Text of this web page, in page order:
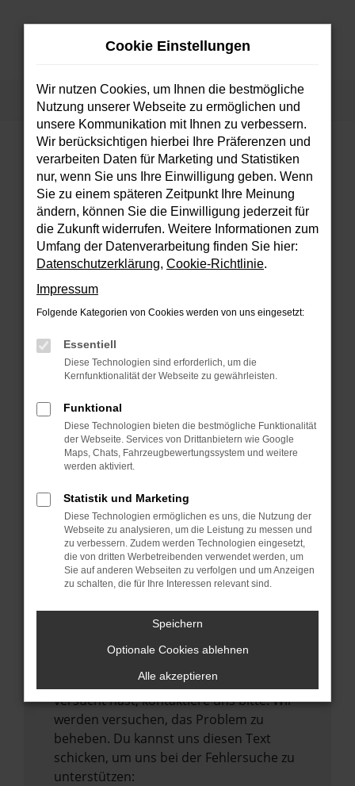
Zum
Startseite Fahrzeugsuche
FEHLER: NETWORK ERROR
Beim Laden ist ein Fehler aufgetreten.
Hier sind ein paar Tipps, die dir helfen können:
Überprüfe deine Firewall und deine
Internetverbindung.
Laden andere Webseiten, zum Beispiel
deine Suchmaschine?
Prüfe deine Browsererweiterungen.
Manche Erweiterungen, wie Werbeblocker,
können das Laden bestimmter Seiten
anderen Browser oder in einem privaten
Fenster?
Starte dein Gerät neu.
vorübergehende Probleme zu beheben.
Stelle sicher, dass dein Browser und dein
Betriebssystem auf dem neuesten Stand
sind.
Veraltete Software birgt nicht nur ein
führen, dass bestimmte Funktionen nicht
Wende dich an den Webseitenbetreiber.
Wenn du alle oben genannten Schritte
versucht hast, kontaktiere uns bitte. Wir
werden versuchen, das Problem zu
beheben. Du kannst uns diesen Text
schicken, um uns bei der Fehlersuche zu
unterstützen:
Cookie Einstellungen
Wir nutzen Cookies, um Ihnen die bestmögliche
Nutzung unserer Webseite zu ermöglichen und
unsere Kommunikation mit Ihnen zu verbessern.
Wir berücksichtigen hierbei Ihre Präferenzen und
verarbeiten Daten für Marketing und Statistiken
nur, wenn Sie uns Ihre Einwilligung geben. Wenn
Sie zu einem späteren Zeitpunkt Ihre Meinung
ändern, können Sie die Einwilligung jederzeit für
die Zukunft widerrufen. Weitere Informationen zum
Umfang der Datenverarbeitung finden Sie hier:
Datenschutzerklärung, Cookie-Richtlinie.
Impressum
Folgende Kategorien von Cookies werden von uns eingesetzt:
Essentiell
Diese Technologien sind erforderlich, um die
Kernfunktionalität der Webseite zu gewährleisten.
Funktional
Diese Technologien bieten die bestmögliche Funktionalität
der Webseite. Services von Drittanbietern wie Google
Maps, Chats, Fahrzeugbewertungssystem und weitere
werden aktiviert.
Statistik und Marketing
Diese Technologien ermöglichen es uns, die Nutzung der
Webseite zu analysieren, um die Leistung zu messen und
zu verbessern. Zudem werden Technologien eingesetzt,
die von dritten Werbetreibenden verwendet werden, um
Sie auf anderen Webseiten zu verfolgen und um Anzeigen
zu schalten, die für Ihre Interessen relevant sind.
Speichern
Optionale Cookies ablehnen
Alle akzeptieren